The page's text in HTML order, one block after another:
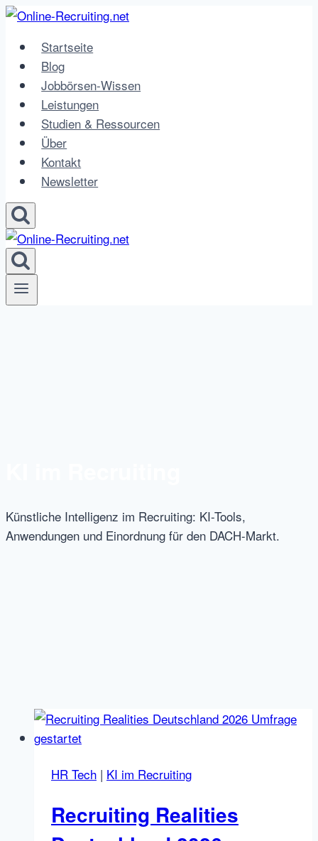
Zum
springenStartseite
Blog
Jobbörsen-Wissen
Leistungen
Studien & Ressourcen
Über
Kontakt
Newsletter
Künstliche Intelligenz im Recruiting: KI-Tools,
Anwendungen und Einordnung für den DACH-Markt.
HR Tech | KI im Recruiting
Recruiting Realities